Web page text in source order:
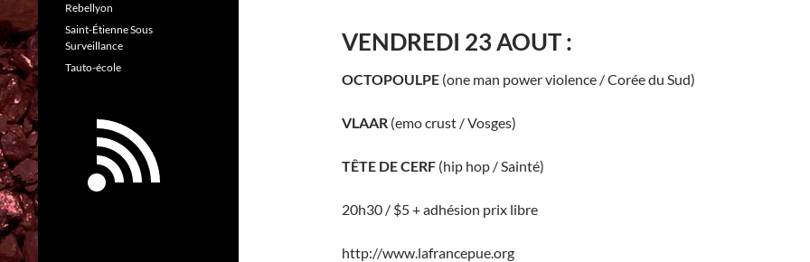
VENDREDI 23 AOUT :
OCTOPOULPE (one man power violence / Corée du Sud)
VLAAR (emo crust / Vosges)
TÊTE DE CERF (hip hop / Sainté)
20h30 / $5 + adhésion prix libre
http://www.lafrancepue.org
Rebellyon
Saint-Étienne Sous
Surveillance
Tauto-école